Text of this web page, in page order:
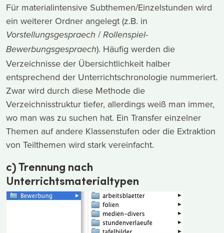
Für materialintensive Subthemen/Einzelstunden wird
ein weiterer Ordner angelegt (z.B. in
Vorstellungsgespraech /Rollenspiel-
Bewerbungsgespraech). Häufig werden die
Verzeichnisse der Übersichtlichkeit halber
entsprechend der Unterrichtschronologie nummeriert.
Zwar wird durch diese Methode die
Verzeichnisstruktur tiefer, allerdings weiß man immer,
wo man was zu suchen hat. Ein Transfer einzelner
Themen auf andere Klassenstufen oder die Extraktion
von Teilthemen wird stark vereinfacht.
c) Trennung nach
Unterrichtsmaterialtypen